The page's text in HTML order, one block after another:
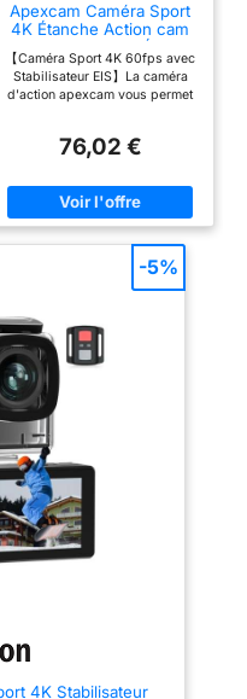
Apexcam Caméra Sport
4K Étanche Action cam
WiFi EIS Double Écran
Tactile
【Caméra Sport 4K 60fps avec
Stabilisateur EIS】La caméra
d'action apexcam vous permet
et photos 48 MP. La
assure des vidéos fluides et
des couleurs éclatantes. Avec la
fonction LDC, il vous offre des
mouvements fluides, capturez
toutes les merveilles du monde
dans une résolution fantastique.
Plongeé】Équipé d’un boîtier
étanche amélioré, cette caméra
étanche peut plonger jusqu’à 40
m de profondeur, résister aux
conditions les plus extrêmes et
capturer avec une netteté
exceptionnelle tous les détails
fascinants de vos aventures
aquatiques. 【Double écran
innovant et écran tactile】Avec
cette caméra sport, vous
pouvez changer facilement de
l’écran arrière à l’écran avant
selon vos besoins. L’écran
fonctions pratiques telles que
76,02 €
4K Stabilisateur
-5%